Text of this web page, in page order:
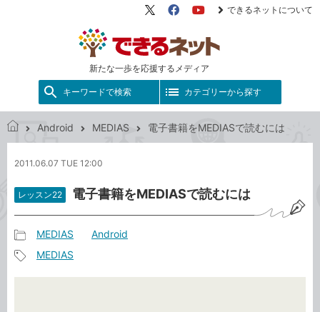
新たな一歩を応援するメディア
X（旧
FacebookYouTube
できるネットについて
キーワードで検索 カテゴリーから探す
る
ッ
ト
Android MEDIAS 電子書籍をMEDIASで読むには
2011.06.07 TUE 12:00
レッスン22 電子書籍をMEDIASで読むには
事
カ
MEDIAS Android
MEDIAS